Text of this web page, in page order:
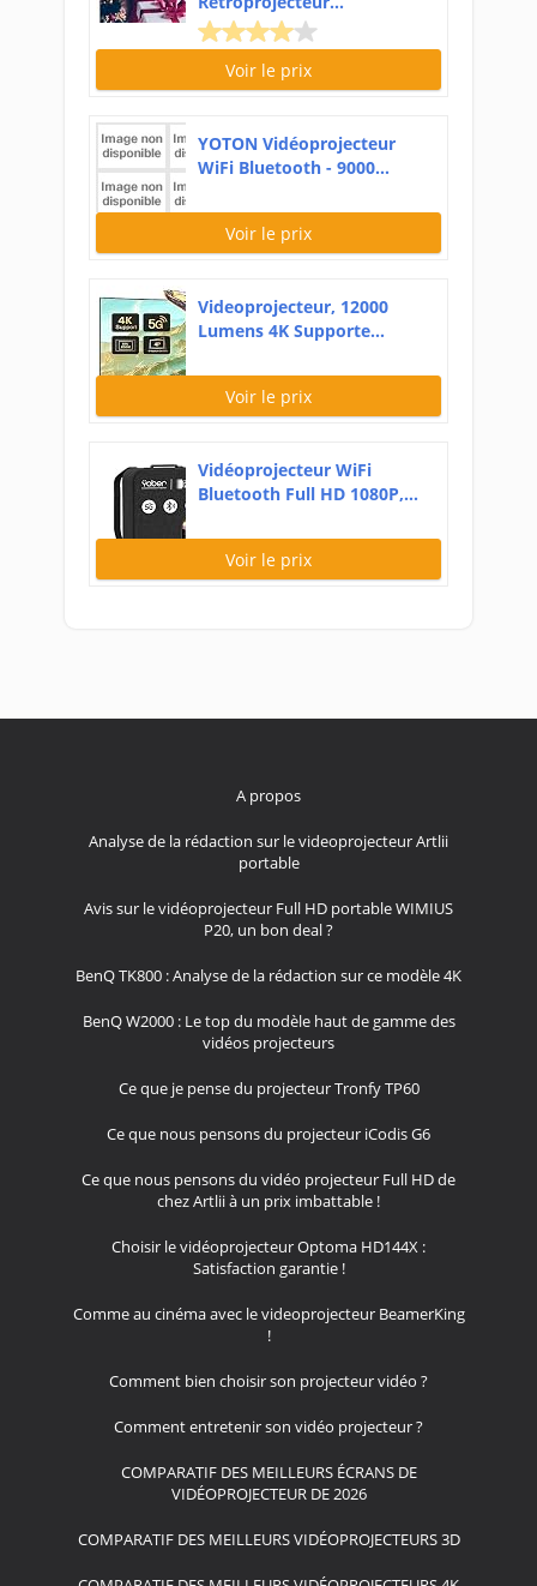
Voir le prix
YOTON Vidéoprojecteur
WiFi Bluetooth - 9000...
Voir le prix
Videoprojecteur, 12000
Lumens 4K Supporte...
Voir le prix
Vidéoprojecteur WiFi
Bluetooth Full HD 1080P,...
Voir le prix
A propos
Analyse de la rédaction sur le videoprojecteur Artlii
portable
Avis sur le vidéoprojecteur Full HD portable WIMIUS
P20, un bon deal ?
BenQ TK800 : Analyse de la rédaction sur ce modèle 4K
BenQ W2000 : Le top du modèle haut de gamme des
vidéos projecteurs
Ce que je pense du projecteur Tronfy TP60
Ce que nous pensons du projecteur iCodis G6
Ce que nous pensons du vidéo projecteur Full HD de
chez Artlii à un prix imbattable !
Choisir le vidéoprojecteur Optoma HD144X :
Satisfaction garantie !
Comme au cinéma avec le videoprojecteur BeamerKing
!
Comment bien choisir son projecteur vidéo ?
Comment entretenir son vidéo projecteur ?
COMPARATIF DES MEILLEURS ÉCRANS DE
VIDÉOPROJECTEUR DE 2026
COMPARATIF DES MEILLEURS VIDÉOPROJECTEURS 3D